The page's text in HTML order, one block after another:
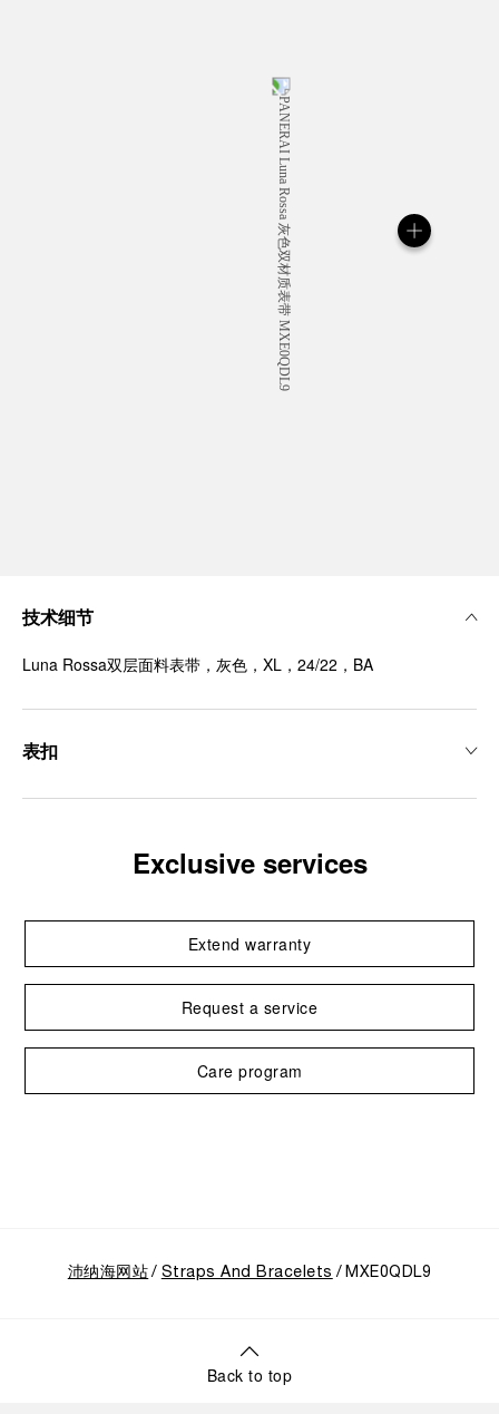
技术细节
Luna Rossa双层面料表带，灰色，XL，24/22，BA
表扣
Exclusive services
Extend warranty
Request a service
Care program
沛纳海网站 Straps And Bracelets MXE0QDL9
Back to top